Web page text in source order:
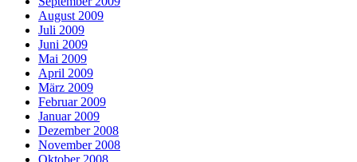
August 2009
Juli 2009
Juni 2009
Mai 2009
April 2009
März 2009
Februar 2009
Januar 2009
Dezember 2008
November 2008
Oktober 2008